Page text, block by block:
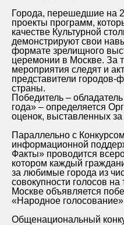
Города, перешедшие на 2
проекты программ,
качестве Культурной
демонстрируют свои
формате зрелищного
церемонии в Москве. За
мероприятия следят и
представители городов-
страны.
Победитель –
года» – определяется
оценок, выставленных
Параллельно с
информационной
Факты» проводится
котором каждый
за любимые города из
совокупности голосов
Москве объявляется
«Народное
Общенациональный